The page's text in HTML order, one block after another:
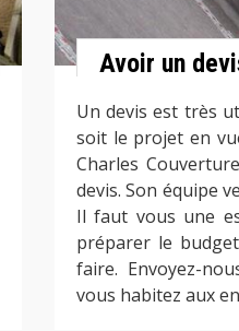
Avoir un
Un devis est très
soit le projet en
Charles
devis. Son équipe
Il faut vous une
préparer le
faire. Envoyez-
vous habitez aux